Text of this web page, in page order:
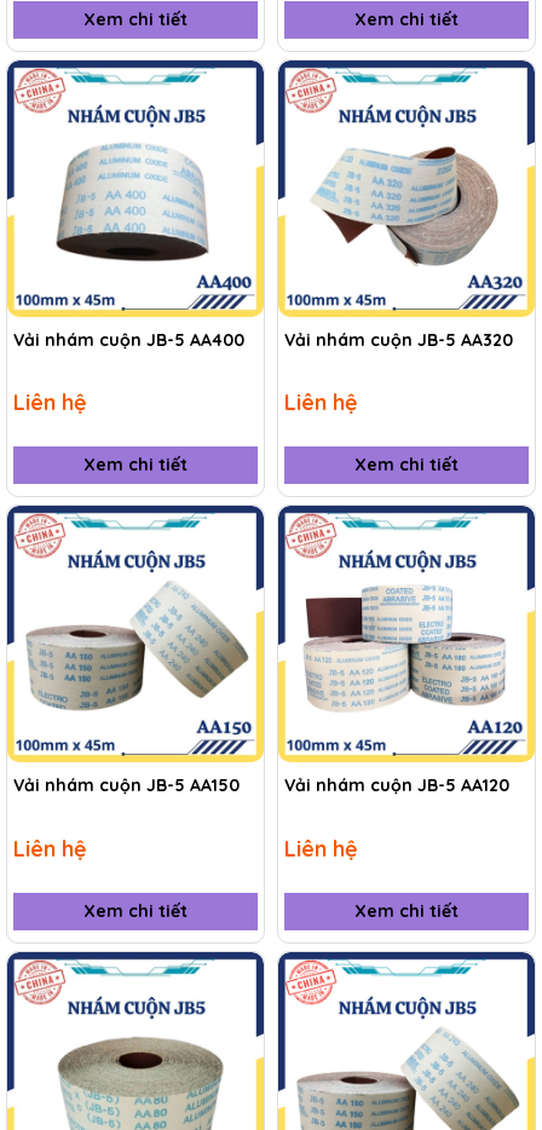
Xem chi tiết Xem chi tiết
Vải nhám cuộn JB-5 AA400
Liên hệ
Xem chi tiết
Vải nhám cuộn JB-5 AA320
Liên hệ
Xem chi tiết
Vải nhám cuộn JB-5 AA150
Liên hệ
Xem chi tiết
Vải nhám cuộn JB-5 AA120
Liên hệ
Xem chi tiết